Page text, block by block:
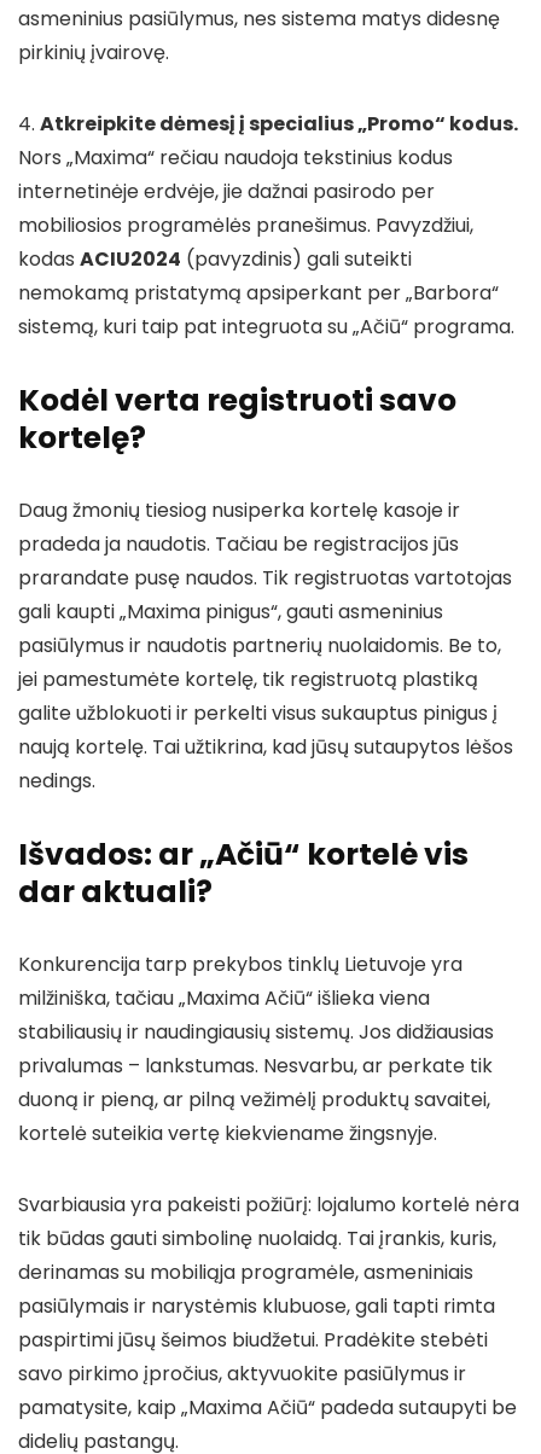
asmeninius pasiūlymus, nes sistema matys didesnę
pirkinių įvairovę.
4. Atkreipkite dėmesį į specialius „Promo“ kodus.
Nors „Maxima“ rečiau naudoja tekstinius kodus
internetinėje erdvėje, jie dažnai pasirodo per
mobiliosios programėlės pranešimus. Pavyzdžiui,
kodas ACIU2024 (pavyzdinis) gali suteikti
nemokamą pristatymą apsiperkant per „Barbora“
sistemą, kuri taip pat integruota su „Ačiū“ programa.
Kodėl verta registruoti savo
kortelę?
Daug žmonių tiesiog nusiperka kortelę kasoje ir
pradeda ja naudotis. Tačiau be registracijos jūs
prarandate pusę naudos. Tik registruotas vartotojas
gali kaupti „Maxima pinigus“, gauti asmeninius
pasiūlymus ir naudotis partnerių nuolaidomis. Be to,
jei pamestumėte kortelę, tik registruotą plastiką
galite užblokuoti ir perkelti visus sukauptus pinigus į
naują kortelę. Tai užtikrina, kad jūsų sutaupytos lėšos
nedings.
Išvados: ar „Ačiū“ kortelė vis
dar aktuali?
Konkurencija tarp prekybos tinklų Lietuvoje yra
milžiniška, tačiau „Maxima Ačiū“ išlieka viena
stabiliausių ir naudingiausių sistemų. Jos didžiausias
privalumas – lankstumas. Nesvarbu, ar perkate tik
duoną ir pieną, ar pilną vežimėlį produktų savaitei,
kortelė suteikia vertę kiekviename žingsnyje.
Svarbiausia yra pakeisti požiūrį: lojalumo kortelė nėra
tik būdas gauti simbolinę nuolaidą. Tai įrankis, kuris,
derinamas su mobiliąja programėle, asmeniniais
pasiūlymais ir narystėmis klubuose, gali tapti rimta
paspirtimi jūsų šeimos biudžetui. Pradėkite stebėti
savo pirkimo įpročius, aktyvuokite pasiūlymus ir
pamatysite, kaip „Maxima Ačiū“ padeda sutaupyti be
didelių pastangų.